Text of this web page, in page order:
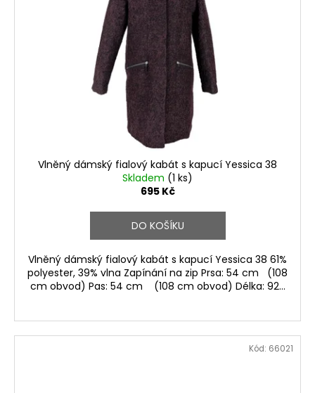
Vlněný dámský fialový kabát s kapucí Yessica 38
Skladem (1 ks)
695 Kč
DO KOŠÍKU
Vlněný dámský fialový kabát s kapucí Yessica 38 61%
polyester, 39% vlna Zapínání na zip Prsa: 54 cm (108
cm obvod) Pas: 54 cm (108 cm obvod) Délka: 92...
Kód: 66021